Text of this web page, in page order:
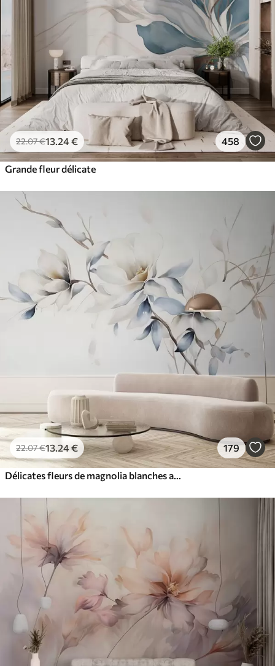
22.07€13 .24€ 458
Grande fleur délicate
22.07€13 .24€ 179